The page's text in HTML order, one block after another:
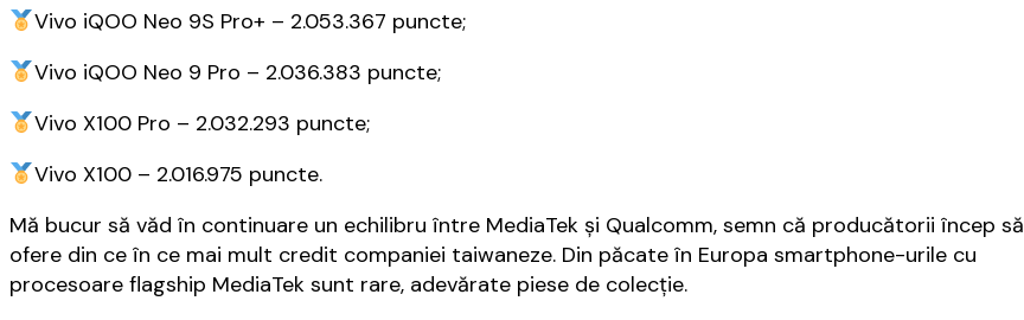
Vivo iQOO Neo 9S Pro+ – 2.053.367 puncte;
Vivo iQOO Neo 9 Pro – 2.036.383 puncte;
Vivo X100 Pro – 2.032.293 puncte;
Vivo X100 – 2.016.975 puncte.
Mă bucur să văd în continuare un echilibru între MediaTek şi Qualcomm, semn că producătorii încep să
ofere din ce în ce mai mult credit companiei taiwaneze. Din păcate în Europa smartphone-urile cu
procesoare flagship MediaTek sunt rare, adevărate piese de colecţie.